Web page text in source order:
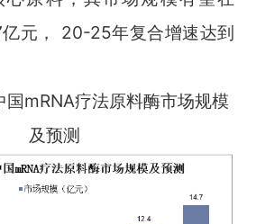
元， 20-25年复合增速达到
mRNA疗法原料酶市场规模
及预测